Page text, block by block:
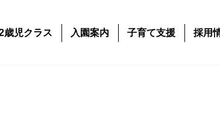
歳児クラス 入園案内 子育て支援 採用